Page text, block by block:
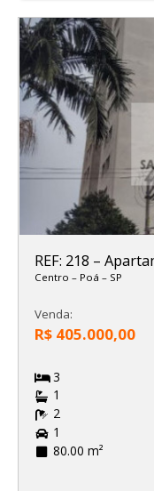
REF: 218 –
Centro – Poá – SP
Venda:
R$ 405.000,00
3
1
2
1
80.00 m²